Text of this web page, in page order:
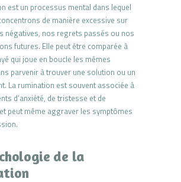
est un processus mental dans lequel
de manière excessive sur
négatives, nos regrets passés ou nos
futures. Elle peut être comparée à
qui joue en boucle les mêmes
parvenir à trouver une solution ou un
La rumination est souvent associée à
d’anxiété, de tristesse et de
peut même aggraver les symptômes
de la